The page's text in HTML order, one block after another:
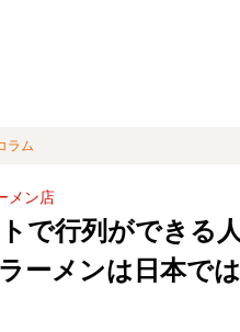
ラム
メン店
で行列ができる
ーメンは日本で